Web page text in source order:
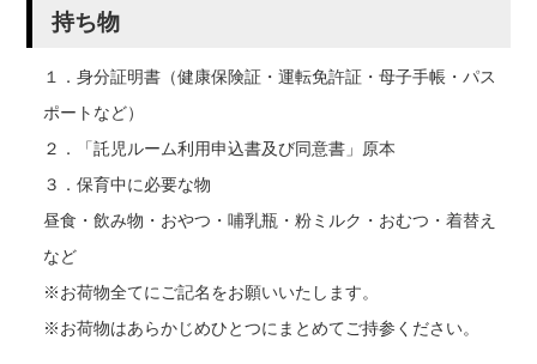
持ち物
１．身分証明書（健康保険証・運転免許証・母子手帳・パス
ポートなど）
２．「託児ルーム利用申込書及び同意書」原本
３．保育中に必要な物
昼食・飲み物・おやつ・哺乳瓶・粉ミルク・おむつ・着替え
など
※お荷物全てにご記名をお願いいたします。
※お荷物はあらかじめひとつにまとめてご持参ください。